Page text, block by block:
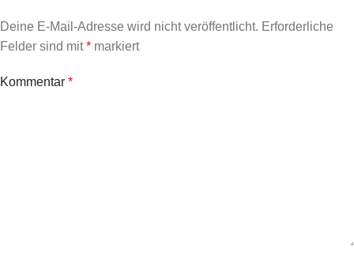
Deine E-Mail-Adresse wird nicht veröffentlicht. Erforderliche
Felder sind mit* markiert
Kommentar *